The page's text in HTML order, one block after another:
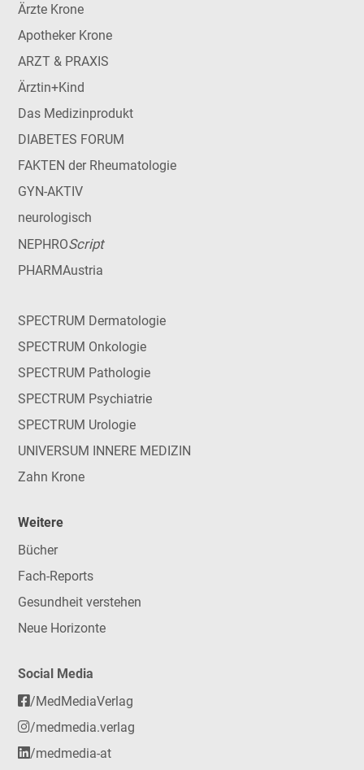
Ärzte Krone
Apotheker Krone
ARZT & PRAXIS
Ärztin+Kind
Das Medizinprodukt
DIABETES FORUM
FAKTEN der Rheumatologie
GYN-AKTIV
neurologisch
NEPHROScript
PHARMAustria
SPECTRUM Dermatologie
SPECTRUM Onkologie
SPECTRUM Pathologie
SPECTRUM Psychiatrie
SPECTRUM Urologie
UNIVERSUM INNERE MEDIZIN
Zahn Krone
Weitere
Bücher
Fach-Reports
Gesundheit verstehen
Neue Horizonte
Social Media
/MedMediaVerlag
/medmedia.verlag
/medmedia-at